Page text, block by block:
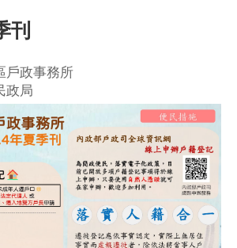
刊
戶政事務所
政局